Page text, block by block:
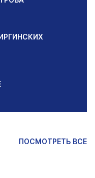
ПОСМОТРЕТЬ ВСЕ